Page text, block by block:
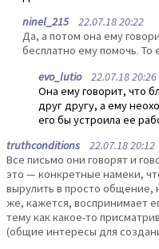
ninel_21522.07.18 20:22
Да, а потом она ему
бесплатно ему помочь. То
evo_lutio22.07.18 20:26
Она ему говорит, что
друг другу, а ему
его бы устроила ее
truthconditions 22.07.18 20:12
Все письмо они говорят и
это — конкретные намеки,
вырулить в просто
же, кажется, воспринимает
тему как какое-то
(общие интересы для